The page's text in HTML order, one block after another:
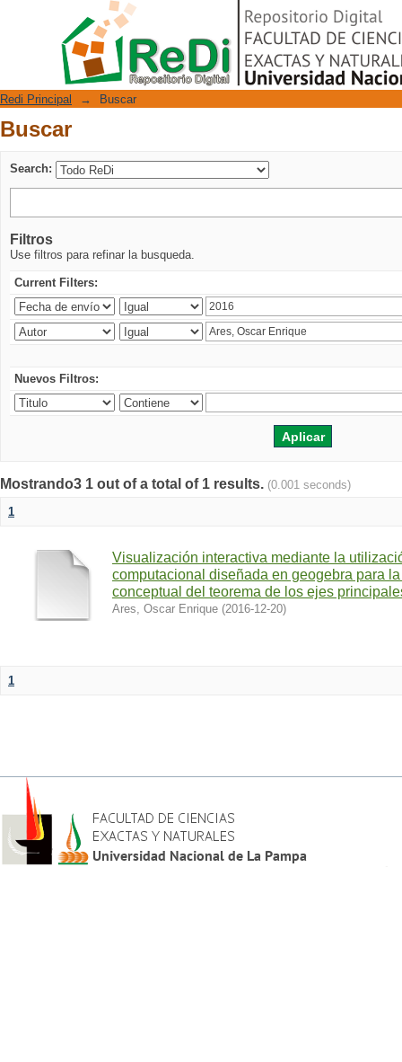
Repositorio Digital
Redi Principal → Buscar
Buscar
Search:
Filtros
Use filtros para refinar la busqueda.
Current Filters:
Nuevos Filtros:
Mostrando3 1 out of a total of 1 results. (0.001 seconds)
1
Visualización interactiva mediante la
computacional diseñada en geogebra para
conceptual del teorema de los ejes
Ares, Oscar Enrique (2016-12-20)
1